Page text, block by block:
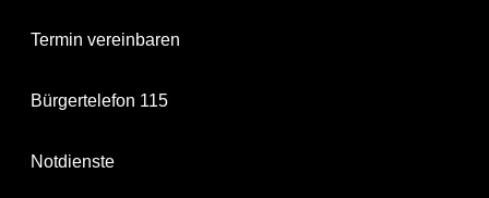
Termin vereinbaren
Bürgertelefon 115
Notdienste